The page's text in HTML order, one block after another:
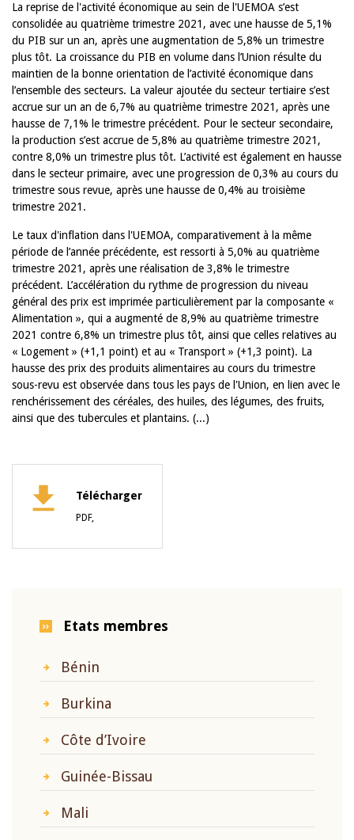
La reprise de l'activité économique au sein de l'UEMOA s’est
consolidée au quatrième trimestre 2021, avec une hausse de 5,1%
du PIB sur un an, après une augmentation de 5,8% un trimestre
plus tôt. La croissance du PIB en volume dans l’Union résulte du
maintien de la bonne orientation de l’activité économique dans
l’ensemble des secteurs. La valeur ajoutée du secteur tertiaire s’est
accrue sur un an de 6,7% au quatrième trimestre 2021, après une
hausse de 7,1% le trimestre précédent. Pour le secteur secondaire,
la production s’est accrue de 5,8% au quatrième trimestre 2021,
contre 8,0% un trimestre plus tôt. L’activité est également en hausse
dans le secteur primaire, avec une progression de 0,3% au cours du
trimestre sous revue, après une hausse de 0,4% au troisième
trimestre 2021.
Le taux d'inflation dans l'UEMOA, comparativement à la même
période de l’année précédente, est ressorti à 5,0% au quatrième
trimestre 2021, après une réalisation de 3,8% le trimestre
précédent. L’accélération du rythme de progression du niveau
général des prix est imprimée particulièrement par la composante «
Alimentation », qui a augmenté de 8,9% au quatrième trimestre
2021 contre 6,8% un trimestre plus tôt, ainsi que celles relatives au
« Logement » (+1,1 point) et au « Transport » (+1,3 point). La
hausse des prix des produits alimentaires au cours du trimestre
sous-revu est observée dans tous les pays de l'Union, en lien avec le
renchérissement des céréales, des huiles, des légumes, des fruits,
ainsi que des tubercules et plantains. (...)
Télécharger
PDF,
Etats membres
Bénin
Burkina
Côte d’Ivoire
Guinée-Bissau
Mali